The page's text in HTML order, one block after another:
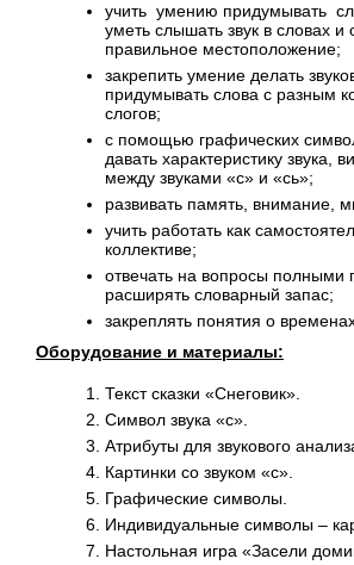
учить умению придумывать
уметь слышать звук в словах и
правильное местоположение;
закрепить умение делать
придумывать слова с разным
слогов;
с помощью графических
давать характеристику звука,
между звуками «с» и «сь»;
развивать память, внимание,
учить работать как
коллективе;
отвечать на вопросы полными
расширять словарный запас;
закреплять понятия о
Оборудование и материалы:
Текст сказки «Снеговик».
Символ звука «с».
Атрибуты для звукового
Картинки со звуком «с».
Графические символы.
Индивидуальные символы –
Настольная игра «Засели